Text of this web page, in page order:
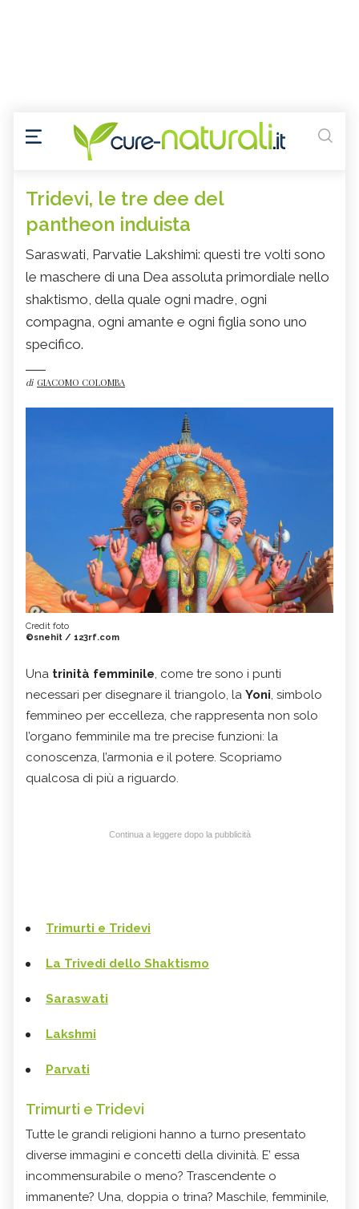
Tridevi, le tre dee del
pantheon induista
Saraswati, Parvatie Lakshimi: questi tre volti sono
le maschere di una Dea assoluta primordiale nello
shaktismo, della quale ogni madre, ogni
compagna, ogni amante e ogni figlia sono uno
specifico.
di GIACOMO COLOMBA
Credit foto
©snehit / 123rf.com
Una trinità femminile, come tre sono i punti
necessari per disegnare il triangolo, la Yoni, simbolo
femmineo per eccelleza, che rappresenta non solo
l’organo femminile ma tre precise funzioni: la
conoscenza, l’armonia e il potere. Scopriamo
qualcosa di più a riguardo.
Continua a leggere dopo la pubblicità
Trimurti e Tridevi
La Trivedi dello Shaktismo
Saraswati
Lakshmi
Parvati
Trimurti e Tridevi
Tutte le grandi religioni hanno a turno presentato
diverse immagini e concetti della divinità. E’ essa
incommensurabile o meno? Trascendente o
immanente? Una, doppia o trina? Maschile, femminile,